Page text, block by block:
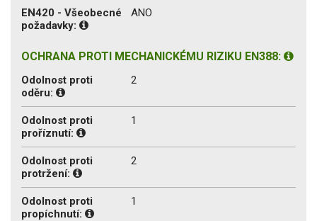
EN420 - Všeobecné
požadavky:
ANO
OCHRANA PROTI MECHANICKÉMU RIZIKU EN388:
Odolnost proti
oděru:
2
Odolnost proti
proříznutí:
1
Odolnost proti
protržení:
2
Odolnost proti
propíchnutí:
1